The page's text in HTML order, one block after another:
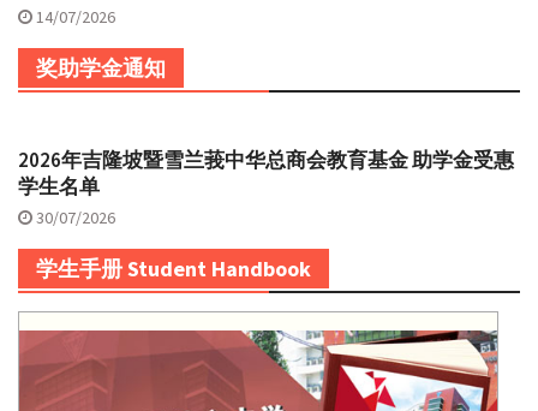
14/07/2026
奖助学金通知
2026年吉隆坡暨雪兰莪中华总商会教育基金 助学金受惠
学生名单
30/07/2026
学生手册 Student Handbook